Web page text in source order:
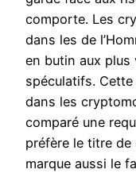
comporte. Les
dans les de
en butin aux
spéculatifs.
dans les
comparé une
préfère le titre
marque aussi le